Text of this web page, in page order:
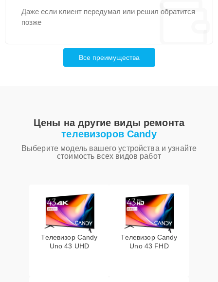
Даже если клиент передумал или решил обратится
позже
Все преимущества
Цены на другие виды ремонта
телевизоров Candy
Выберите модель вашего устройства и узнайте
стоимость всех видов работ
Телевизор Candy
Uno 43 UHD
Телевизор Candy
Uno 43 FHD